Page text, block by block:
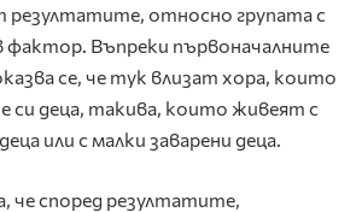
резултатите, относно групата с
фактор. Въпреки първоначалните
се, че тук влизат хора, които
си деца, такива, които живеят с
или с малки заварени деца.
че според резултатите,